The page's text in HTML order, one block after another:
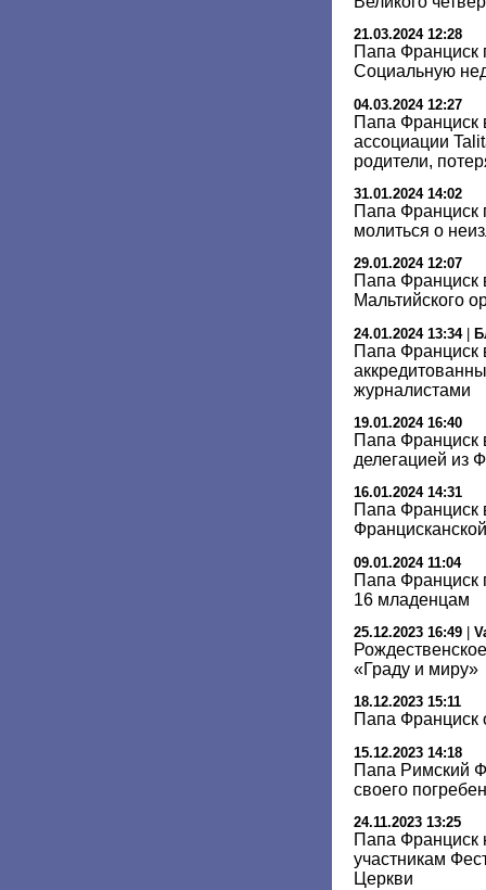
21.03.2024 12:28
Папа Франциск
Социальную
04.03.2024 12:27
Папа Франциск
ассоциации
родители,
31.01.2024 14:02
Папа Франциск
молиться о
29.01.2024 12:07
Папа Франциск
Мальтийского
24.01.2024 13:34|
Папа Франциск
журналистами
19.01.2024 16:40
Папа Франциск
делегацией из
16.01.2024 14:31
Папа Франциск
09.01.2024 11:04
Папа Франциск
16 младенцам
25.12.2023 16:49
«Граду и миру»
18.12.2023 15:11
Папа Франциск
15.12.2023 14:18
Папа Римский
своего
24.11.2023 13:25
Папа Франциск
участникам
Церкви